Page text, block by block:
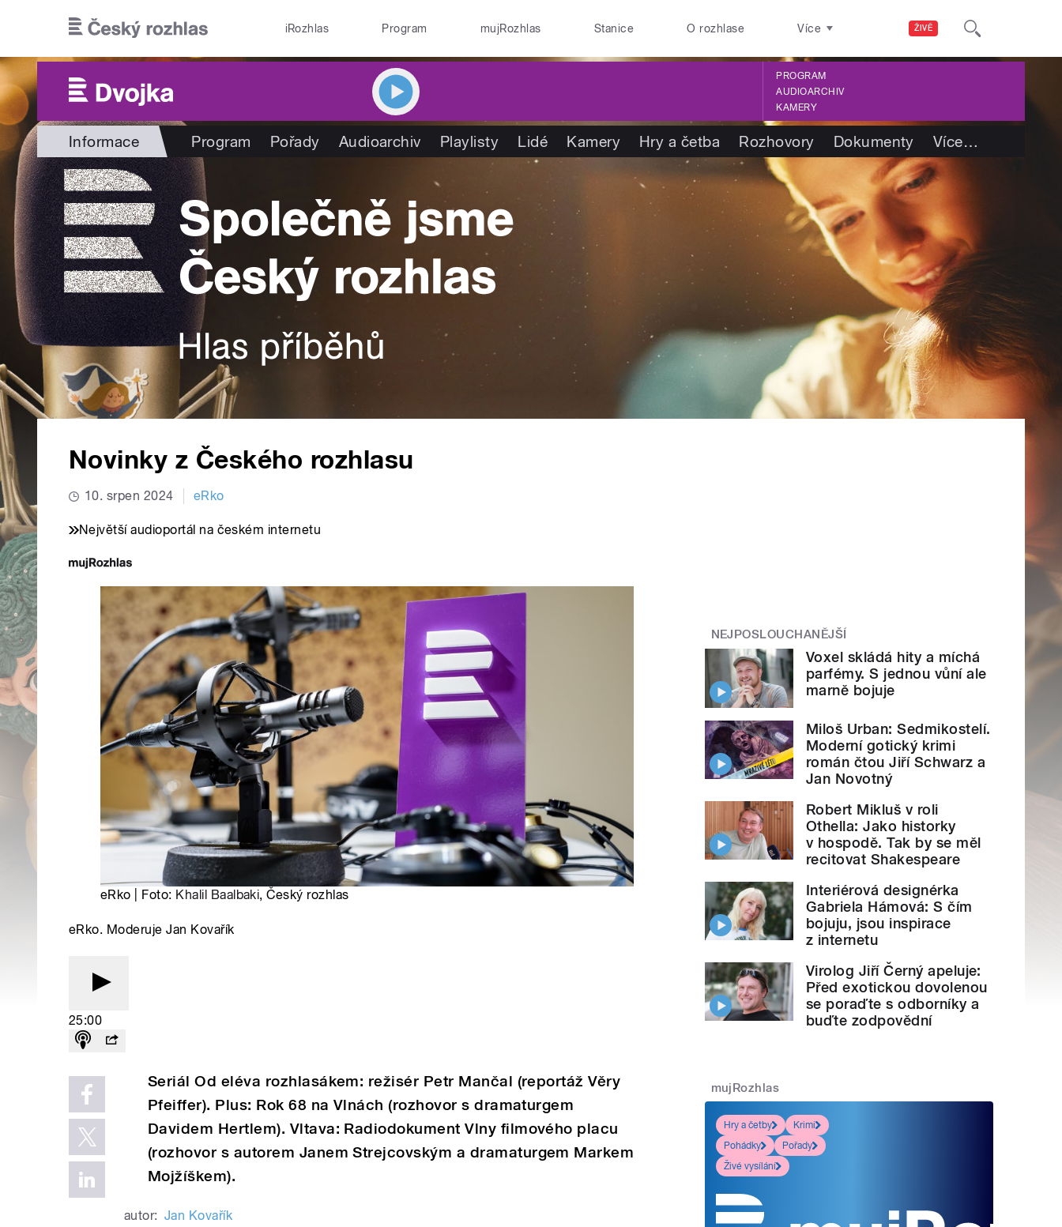
ŽIVĚ
iRozhlas Program mujRozhlas Stanice O rozhlase Více
PROGRAM
AUDIOARCHIV
KAMERY
Informace Program Pořady Audioarchiv Playlisty Lidé Kamery Hry a četba Rozhovory Dokumenty Více…
Novinky z Českého rozhlasu
10. srpen 2024 eRko
Největší audioportál na českém internetu
eRko | Foto: Khalil Baalbaki, Český rozhlas
eRko. Moderuje Jan Kovařík
25:00
Seriál Od eléva rozhlasákem: režisér Petr Mančal (reportáž Věry
Pfeiffer). Plus: Rok 68 na Vlnách (rozhovor s dramaturgem
Davidem Hertlem). Vltava: Radiodokument Vlny filmového placu
(rozhovor s autorem Janem Strejcovským a dramaturgem Markem
Mojžíškem).
autor: Jan Kovařík
NEJPOSLOUCHANĚJŠÍ
Voxel skládá hity a míchá
parfémy. S jednou vůní ale
marně bojuje
Miloš Urban: Sedmikostelí.
Moderní gotický krimi
román čtou Jiří Schwarz a
Jan Novotný
Robert Mikluš v roli
Othella: Jako historky
v hospodě. Tak by se měl
recitovat Shakespeare
Interiérová designérka
Gabriela Hámová: S čím
bojuju, jsou inspirace
z internetu
Virolog Jiří Černý apeluje:
Před exotickou dovolenou
se poraďte s odborníky a
buďte zodpovědní
mujRozhlas
Hry a četby
Krimi
Pohádky
Pořady
Živé vysílání